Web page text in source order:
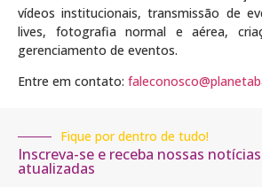
vídeos institucionais, transmissão de
lives, fotografia normal e aérea,
gerenciamento de eventos.
Entre em contato:
Fique por dentro de tudo!
Inscreva-se e receba nossas
atualizadas